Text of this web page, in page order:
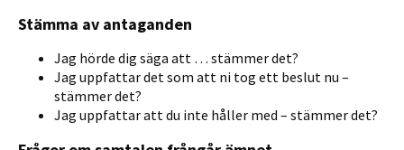
Stämma av antaganden
Jag hörde dig säga att … stämmer det?
Jag uppfattar det som att ni tog ett beslut nu –
stämmer det?
Jag uppfattar att du inte håller med – stämmer det?